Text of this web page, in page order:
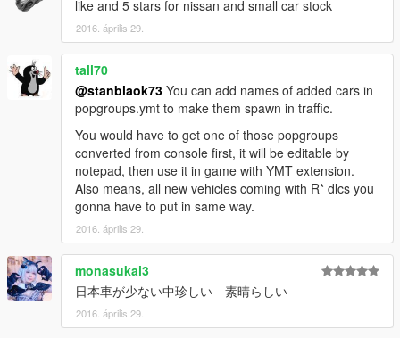
like and 5 stars for nissan and small car stock
2016. április 29.
tall70
@stanblaok73 You can add names of added cars in
popgroups.ymt to make them spawn in traffic.
You would have to get one of those popgroups
converted from console first, it will be editable by
notepad, then use it in game with YMT extension.
Also means, all new vehicles coming with R* dlcs you
gonna have to put in same way.
2016. április 29.
monasukai3
日本車が少ない中珍しい 素晴らしい
2016. április 29.